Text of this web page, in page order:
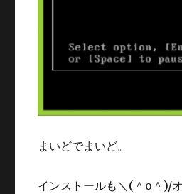
まいどでまいど。
インストールも＼(＾o＾)/